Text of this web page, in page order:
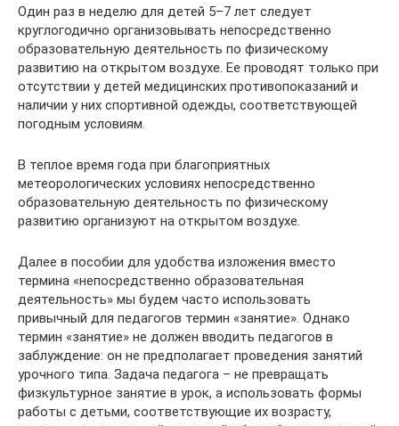
Один раз в неделю для детей 5–7 лет следует
круглогодично организовывать непосредственно
образовательную деятельность по физическому
развитию на открытом воздухе. Ее проводят только при
отсутствии у детей медицинских противопоказаний и
наличии у них спортивной одежды, соответствующей
погодным условиям.
В теплое время года при благоприятных
метеорологических условиях непосредственно
образовательную деятельность по физическому
развитию организуют на открытом воздухе.
Далее в пособии для удобства изложения вместо
термина «непосредственно образовательная
деятельность» мы будем часто использовать
привычный для педагогов термин «занятие». Однако
термин «занятие» не должен вводить педагогов в
заблуждение: он не предполагает проведения занятий
урочного типа. Задача педагога – не превращать
физкультурное занятие в урок, а использовать формы
работы с детьми, соответствующие их возрасту,